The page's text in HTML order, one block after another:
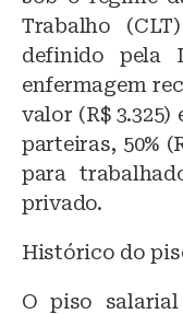
Trabalho
definido pela
enfermagem
valor (R$
parteiras, 50%
para
privado.
Histórico do
O piso